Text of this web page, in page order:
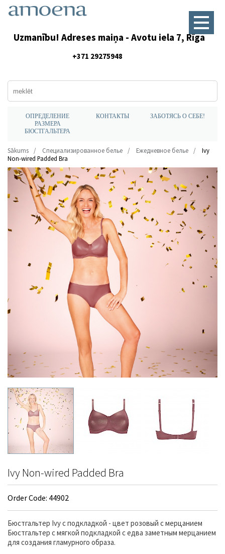
Uzmanību! Adreses maiņa - Avotu iela 7, Rīga
+371 29275948
ОПРЕДЕЛЕНИЕ
РАЗМЕРА
БЮСТГАЛЬТЕРА
КОНТАКТЫ ЗАБОТЯСЬ О СЕБЕ!
Sākums Специализированное белье Ежедневное белье
Ivy
Non-wired Padded Bra
Ivy Non-wired Padded Bra
Order Code: 44902
Бюстгальтер Ivy с подкладкой - цвет розовый с мерцанием
Бюстгальтер с мягкой подкладкой с едва заметным мерцанием
для создания гламурного образа.